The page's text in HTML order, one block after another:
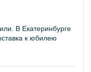
В Екатеринбурге
к юбилею